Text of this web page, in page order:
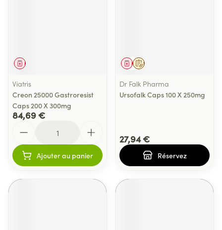
Médicament
Viatris
Creon 25000 Gastroresist
Caps 200 X 300mg
84,69 €
Ajouter au panier
Sur prescription
Médicament
Dr Falk Pharma
Ursofalk Caps 100 X 250mg
27,94 €
Réservez